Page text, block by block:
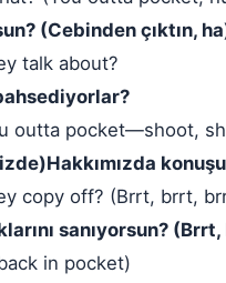
(Cebinden çıktın,
talk about?
outta pocket—shoot,
copy off? (Brrt, brrt,
sanıyorsun?
in pocket)